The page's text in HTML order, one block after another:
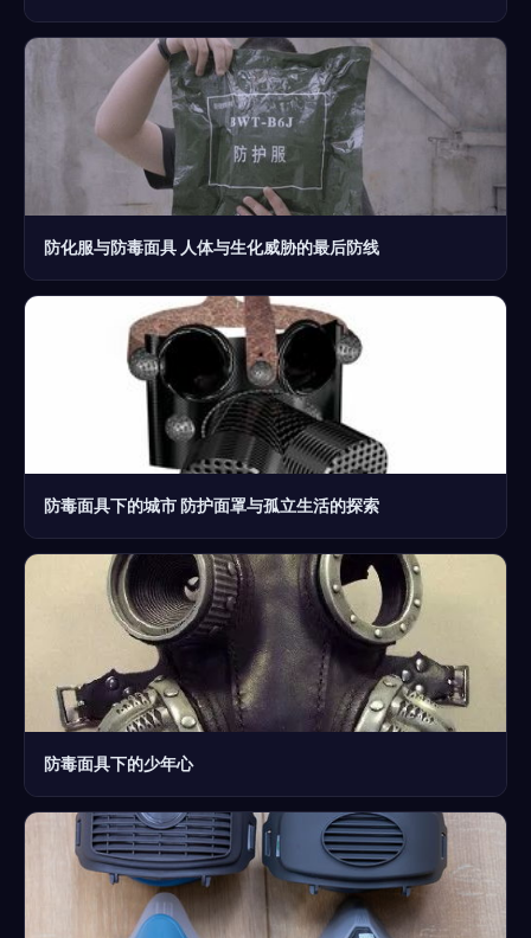
防化服与防毒面具 人体与生化威胁的最后防线
防毒面具下的城市 防护面罩与孤立生活的探索
防毒面具下的少年心